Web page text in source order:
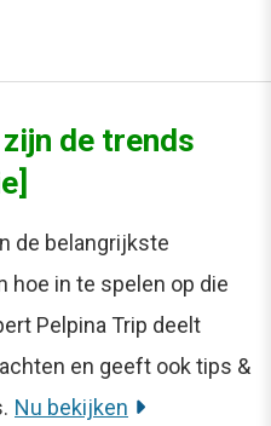
de trends
de belangrijkste
hoe in te spelen op die
Pelpina Trip deelt
en geeft ook tips &
Nu bekijken